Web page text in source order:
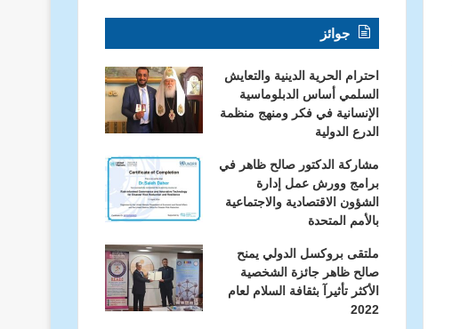
جوائز
احترام الحرية الدينية والتعايش
السلمي أساس الدبلوماسية
الإنسانية في فكر ومنهج منظمة
الدرع الدولية
مشاركة الدكتور صالح ظاهر في
برامج وورش عمل إدارة
الشؤون الاقتصادية والاجتماعية
بالأمم المتحدة
ملتقى بروكسل الدولي يمنح
صالح ظاهر جائزة الشخصية
الأكثر تأثيرآ بثقافة السلام لعام
2022